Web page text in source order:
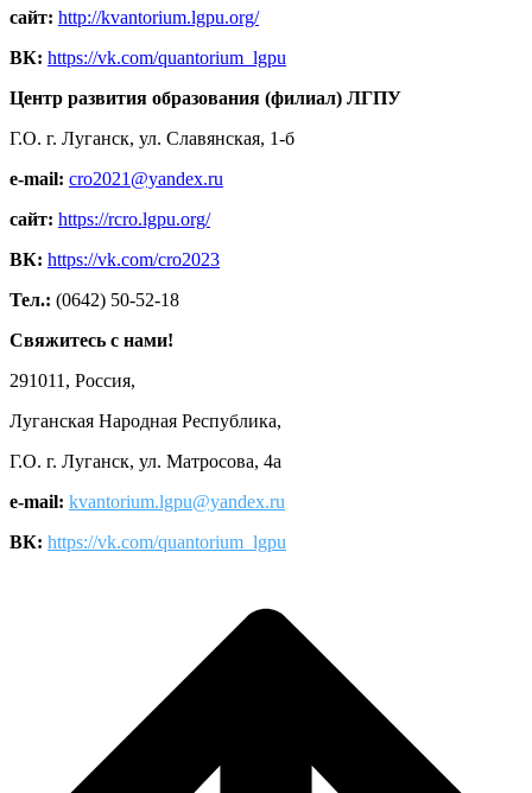
сайт: http://kvantorium.lgpu.org/
ВК: https://vk.com/quantorium_lgpu
Центр развития образования (филиал) ЛГПУ
Г.О. г. Луганск, ул. Славянская, 1-б
e-mail: cro2021@yandex.ru
сайт: https://rcro.lgpu.org/
ВК: https://vk.com/cro2023
Тел.: (0642) 50-52-18
Свяжитесь с нами!
291011, Россия,
Луганская Народная Республика,
Г.О. г. Луганск, ул. Матросова, 4а
e-mail: kvantorium.lgpu@yandex.ru
ВК: https://vk.com/quantorium_lgpu